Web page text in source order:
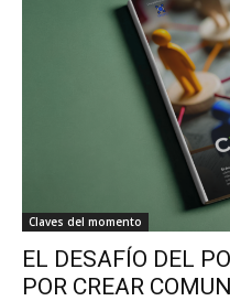
Claves del momento
EL DESAFÍO DEL
POR CREAR